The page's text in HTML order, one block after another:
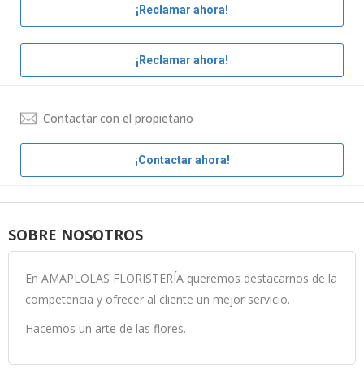
¡Reclamar ahora!
¡Reclamar ahora!
Contactar con el propietario
¡Contactar ahora!
SOBRE NOSOTROS
En AMAPLOLAS FLORISTERÍA queremos destacarnos de la
competencia y ofrecer al cliente un mejor servicio.
Hacemos un arte de las flores.